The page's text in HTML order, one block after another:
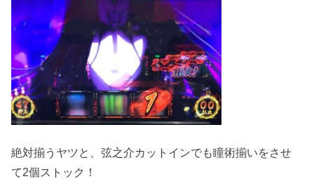
絶対揃うヤツと、弦之介カットインでも瞳術揃いをさせ
て2個ストック！